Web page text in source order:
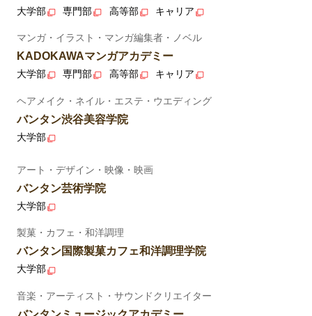
大学部 専門部 高等部 キャリア
マンガ・イラスト・マンガ編集者・ノベル
KADOKAWAマンガアカデミー
大学部 専門部 高等部 キャリア
ヘアメイク・ネイル・エステ・ウエディング
バンタン渋谷美容学院
大学部
アート・デザイン・映像・映画
バンタン芸術学院
大学部
製菓・カフェ・和洋調理
バンタン国際製菓カフェ和洋調理学院
大学部
音楽・アーティスト・サウンドクリエイター